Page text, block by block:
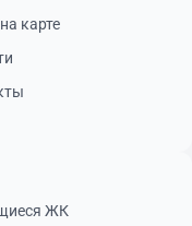
карте
ЖК